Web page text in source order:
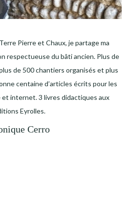
Pierre et Chaux, je partage ma
respectueuse du bâti ancien. Plus de
de 500 chantiers organisés et plus
centaine d’articles écrits pour les
et internet. 3 livres didactiques aux
Eyrolles.
Cerro